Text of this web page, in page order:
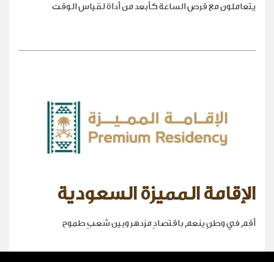
يتعاملون مع قرص الساعة كأبعد من أداة لقياس الوقت
الإقامة المميزة السعودية
أقِم في وطنٍ ينعم باقتصادٍ مزدهر وبين شعبٍ طموح